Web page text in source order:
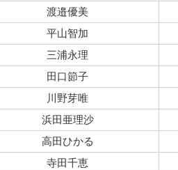
渡邉優美
平山智加
三浦永理
田口節子
川野芽唯
浜田亜理沙
高田ひかる
寺田千恵